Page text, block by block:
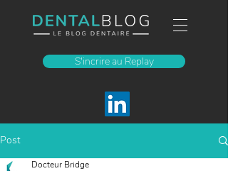
S'incrire au Replay
Post
Docteur Bridge